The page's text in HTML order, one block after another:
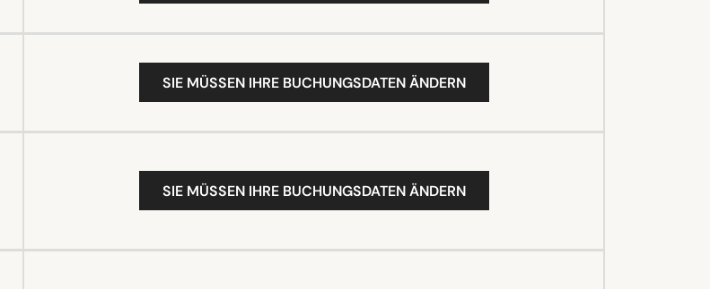
SIE MÜSSEN IHRE BUCHUNGSDATEN ÄNDERN
SIE MÜSSEN IHRE BUCHUNGSDATEN ÄNDERN